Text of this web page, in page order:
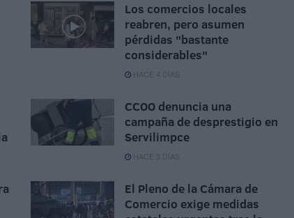
Los comercios locales
reabren, pero asumen
pérdidas "bastante
considerables"
HACE 4 DÍAS
CCOO denuncia una
campaña de desprestigio en
Servilimpce
HACE 5 DÍAS
El Pleno de la Cámara de
Comercio exige medidas